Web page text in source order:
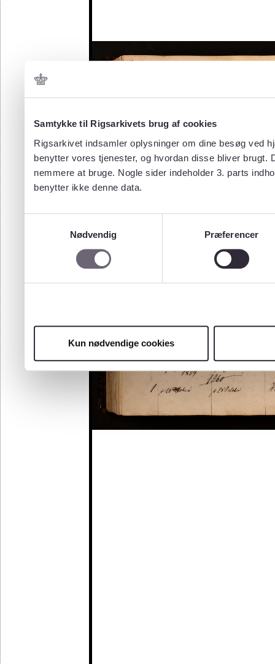
Samtykke til Rigsarkivets brug af cookies
Rigsarkivet indsamler oplysninger om dine besøg ved
benytter vores tjenester, og hvordan disse bliver
nemmere at bruge. Nogle sider indeholder 3. parts
benytter ikke denne data.
Nødvendig
Præferencer
Kun nødvendige cookies